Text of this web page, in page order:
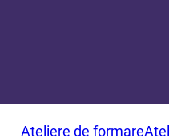
Ateliere de formare